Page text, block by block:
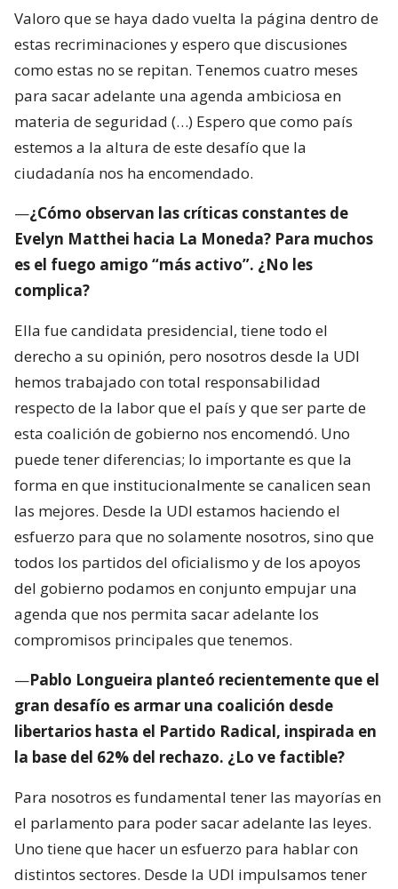
Valoro que se haya dado vuelta la página dentro de
estas recriminaciones y espero que discusiones
como estas no se repitan. Tenemos cuatro meses
para sacar adelante una agenda ambiciosa en
materia de seguridad (…) Espero que como país
estemos a la altura de este desafío que la
ciudadanía nos ha encomendado.
—¿Cómo observan las críticas constantes de
Evelyn Matthei hacia La Moneda? Para muchos
es el fuego amigo “más activo”. ¿No les
complica?
Ella fue candidata presidencial, tiene todo el
derecho a su opinión, pero nosotros desde la UDI
hemos trabajado con total responsabilidad
respecto de la labor que el país y que ser parte de
esta coalición de gobierno nos encomendó. Uno
puede tener diferencias; lo importante es que la
forma en que institucionalmente se canalicen sean
las mejores. Desde la UDI estamos haciendo el
esfuerzo para que no solamente nosotros, sino que
todos los partidos del oficialismo y de los apoyos
del gobierno podamos en conjunto empujar una
agenda que nos permita sacar adelante los
compromisos principales que tenemos.
—Pablo Longueira planteó recientemente que el
gran desafío es armar una coalición desde
libertarios hasta el Partido Radical, inspirada en
la base del 62% del rechazo. ¿Lo ve factible?
Para nosotros es fundamental tener las mayorías en
el parlamento para poder sacar adelante las leyes.
Uno tiene que hacer un esfuerzo para hablar con
distintos sectores. Desde la UDI impulsamos tener